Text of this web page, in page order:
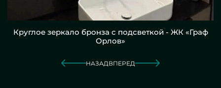
Круглое зеркало бронза с подсветкой - ЖК «Граф
Орлов»
НАЗАД ВПЕРЕД